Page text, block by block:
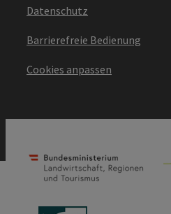
Datenschutz
Barrierefreie Bedienung
Cookies anpassen